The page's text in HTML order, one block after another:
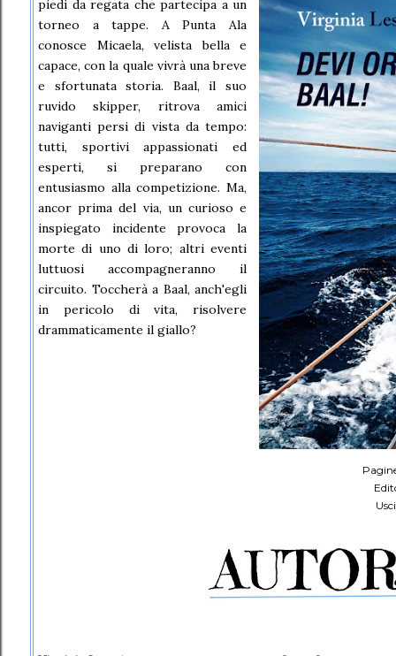
piedi da regata che partecipa a un
torneo a tappe. A Punta Ala
conosce Micaela, velista bella e
capace, con la quale vivrà una breve
e sfortunata storia. Baal, il suo
ruvido skipper, ritrova amici
naviganti persi di vista da tempo:
tutti, sportivi appassionati ed
esperti, si preparano con
entusiasmo alla competizione. Ma,
ancor prima del via, un curioso e
inspiegato incidente provoca la
morte di uno di loro; altri eventi
luttuosi accompagneranno il
circuito. Toccherà a Baal, anch'egli
in pericolo di vita, risolvere
drammaticamente il giallo?